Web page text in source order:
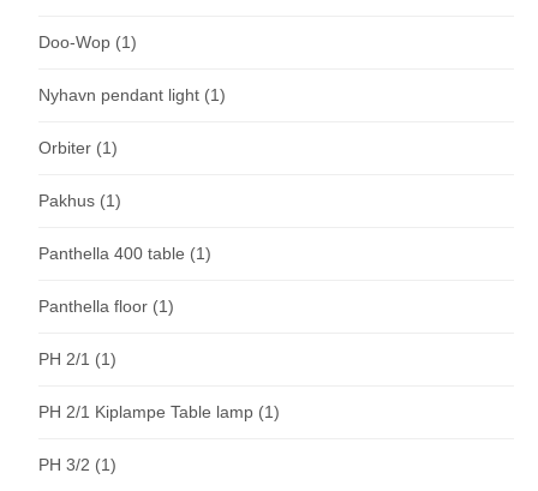
Doo-Wop (1)
Nyhavn pendant light (1)
Orbiter (1)
Pakhus (1)
Panthella 400 table (1)
Panthella floor (1)
PH 2/1 (1)
PH 2/1 Kiplampe Table lamp (1)
PH 3/2 (1)